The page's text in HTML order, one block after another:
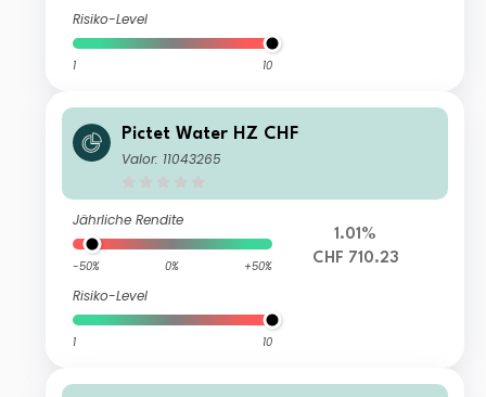
Risiko-Level
1 10
Pictet Water HZ CHF
Valor: 11043265
Jährliche Rendite
-50% 0% +50%
Risiko-Level
1 10
1.01%
CHF 710.23